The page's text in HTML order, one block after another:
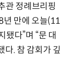
관 정례브리핑
년 만에 오늘(11
됐다”며 “문 대
다. 참 감회가 깊